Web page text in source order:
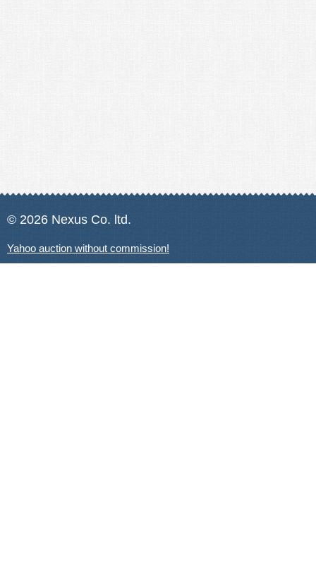
© 2026 Nexus Co. ltd.
Yahoo auction without commission!